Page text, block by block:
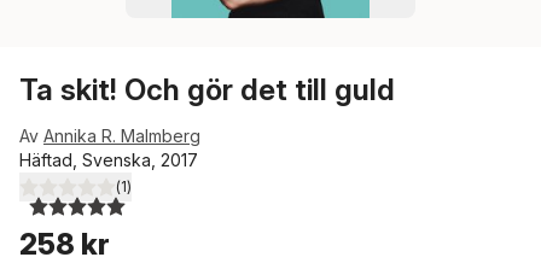
Ta skit! Och gör det till guld
Av Annika R. Malmberg
Häftad, Svenska, 2017
5,0utav 5 stjärnor. Totalt antal röster:
(1)
258 kr